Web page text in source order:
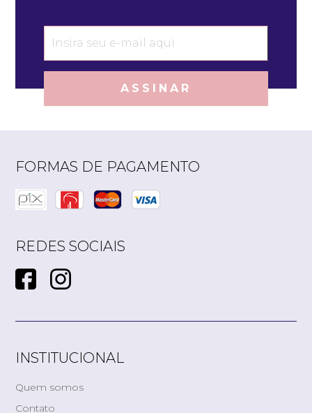
ASSINAR
FORMAS DE PAGAMENTO
REDES SOCIAIS
INSTITUCIONAL
Quem somos
Contato